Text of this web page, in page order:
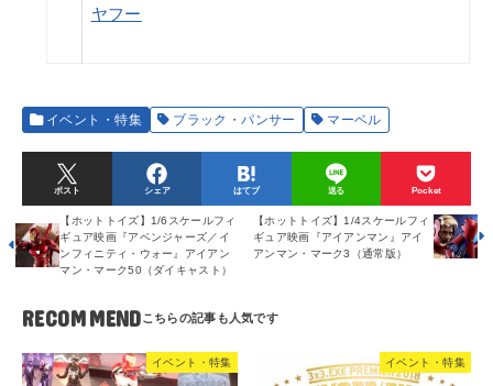
ヤフー
イベント・特集 ブラック・パンサー マーベル
ポスト シェア はてブ 送る Pocket
【ホットトイズ】1/6スケールフィ
ギュア映画『アベンジャーズ／イ
ンフィニティ・ウォー』アイアン
マン・マーク50（ダイキャスト）
【ホットトイズ】1/4スケールフィ
ギュア映画『アイアンマン』アイ
アンマン・マーク3（通常版）
RECOMMEND
イベント・特集 イベント・特集